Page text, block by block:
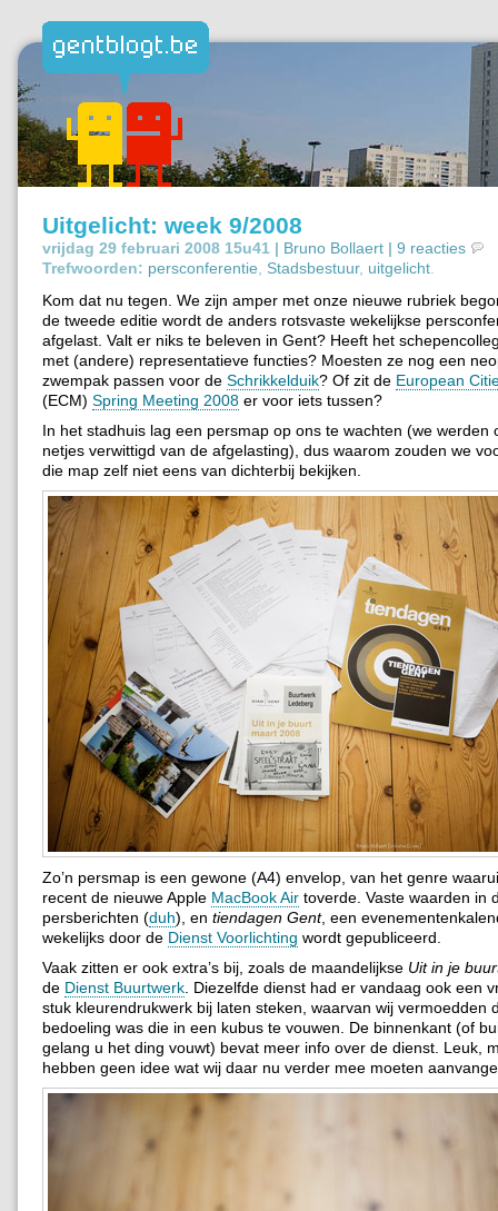
Uitgelicht: week 9/2008
vrijdag 29 februari 2008 15u41 | Bruno Bollaert | 9 reacties
Trefwoorden: persconferentie Stadsbestuur, uitgelicht
Kom dat nu tegen. We zijn amper met onze nieuwe rubriek
de tweede editie wordt de anders rotsvaste wekelijkse
afgelast. Valt er niks te beleven in Gent? Heeft het
met (andere) representatieve functies? Moesten ze nog een
zwempak passen voor de Schrikkelduik? Of zit de European
(ECM) Spring Meeting 2008 er voor iets tussen?
In het stadhuis lag een persmap op ons te wachten (we werden
netjes verwittigd van de afgelasting), dus waarom zouden we
die map zelf niet eens van dichterbij bekijken.
Zo’n persmap is een gewone (A4) envelop, van het genre
recent de nieuwe Apple MacBook Air toverde. Vaste waarden in
persberichten (duh), en tiendagen Gent, een
wekelijks door de Dienst Voorlichting wordt gepubliceerd.
Vaak zitten er ook extra’s bij, zoals de maandelijkse Uit in je
de Dienst Buurtwerk . Diezelfde dienst had er vandaag ook een
stuk kleurendrukwerk bij laten steken, waarvan wij vermoedden
bedoeling was die in een kubus te vouwen. De binnenkant (of
gelang u het ding vouwt) bevat meer info over de dienst. Leuk,
hebben geen idee wat wij daar nu verder mee moeten